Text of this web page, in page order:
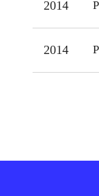
2014
2014